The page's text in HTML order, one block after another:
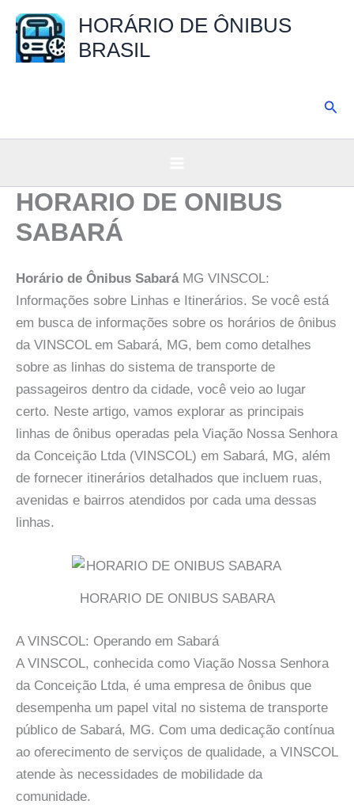
para
HORÁRIO DE ÔNIBUS
BRASIL
HORARIO DE ONIBUS
SABARÁ
Horário de Ônibus SabaráMG VINSCOL:
Informações sobre Linhas e Itinerários. Se você está
em busca de informações sobre os horários de ônibus
da VINSCOL em Sabará, MG, bem como detalhes
sobre as linhas do sistema de transporte de
passageiros dentro da cidade, você veio ao lugar
certo. Neste artigo, vamos explorar as principais
linhas de ônibus operadas pela Viação Nossa Senhora
da Conceição Ltda (VINSCOL) em Sabará, MG, além
de fornecer itinerários detalhados que incluem ruas,
avenidas e bairros atendidos por cada uma dessas
linhas.
HORARIO DE ONIBUS SABARA
A VINSCOL: Operando em Sabará
A VINSCOL, conhecida como Viação Nossa Senhora
da Conceição Ltda, é uma empresa de ônibus que
desempenha um papel vital no sistema de transporte
público de Sabará, MG. Com uma dedicação contínua
ao oferecimento de serviços de qualidade, a VINSCOL
atende às necessidades de mobilidade da
comunidade.